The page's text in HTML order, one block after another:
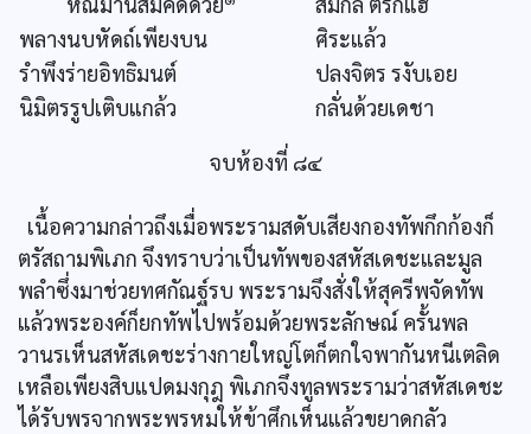
พลางนบหัดถ์เพียงบน
ศิระแล้ว
รำพึงร่ายอิทธิมนต์
ปลงจิตร รงับเอย
นิมิตรรูปเติบแกล้ว
กลั่นด้วยเดชา
จบห้องที่ ๘๔
เนื้อความกล่าวถึงเมื่อพระรามสดับเสียงกองทัพกึกก้องก็
ตรัสถามพิเภก จึงทราบว่าเป็นทัพของสหัสเดชะและมูล
พลำซึ่งมาช่วยทศกัณฐ์รบ พระรามจึงสั่งให้สุครีพจัดทัพ
แล้วพระองค์ก็ยกทัพไปพร้อมด้วยพระลักษณ์ ครั้นพล
วานรเห็นสหัสเดชะร่างกายใหญ่โตก็ตกใจพากันหนีเตลิด
เหลือเพียงสิบแปดมงกุฎ พิเภกจึงทูลพระรามว่าสหัสเดชะ
ได้รับพรจากพระพรหมให้ข้าศึกเห็นแล้วขยาดกลัว